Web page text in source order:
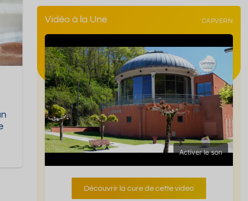
Vidéo à la Une CAPVERN
Activer le son
Découvrir la cure de cette video